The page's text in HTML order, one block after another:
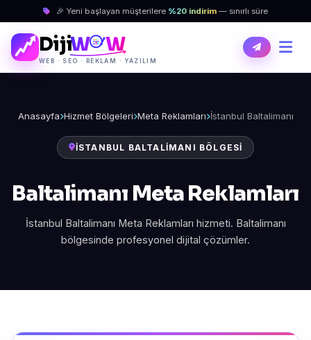
🎉 Yeni başlayan müşterilere %20 indirim — sınırlı süre
DijiW W
WEB · SEO · REKLAM · YAZILIM
Anasayfa Hizmet Bölgeleri Meta Reklamları İstanbul Baltalimanı
İSTANBUL BALTALIMANI BÖLGESI
Baltalimanı Meta Reklamları
İstanbul Baltalimanı Meta Reklamları hizmeti. Baltalimanı
bölgesinde profesyonel dijital çözümler.